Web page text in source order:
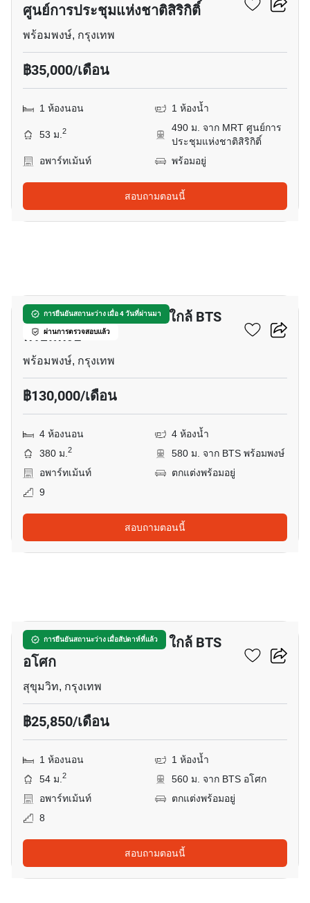
ศูนย์การประชุมแห่งชาติสิริกิติ์
พร้อมพงษ์, กรุงเทพ
฿35,000/เดือน
1 ห้องนอน 1 ห้องน้ำ
53 ม.2
490 ม. จาก MRT ศูนย์การ
ประชุมแห่งชาติสิริกิติ์
อพาร์ทเม้นท์
พร้อมอยู่
สอบถามตอนนี้
การยืนยันสถานะว่าง เมื่อ 4 วันที่ผ่านมา
ผ่านการตรวจสอบแล้ว
อพาร์ทเมนต์ 4-ห้องนอน ใกล้ BTS
พร้อมพงษ์
พร้อมพงษ์, กรุงเทพ
฿130,000/เดือน
4 ห้องนอน
4 ห้องน้ำ
380 ม.2
580 ม. จาก BTS พร้อมพงษ์
อพาร์ทเม้นท์
ตกแต่งพร้อมอยู่
9
สอบถามตอนนี้
การยืนยันสถานะว่าง เมื่อสัปดาห์ที่แล้ว
อพาร์ทเมนต์ 1-ห้องนอน ใกล้ BTS
อโศก
สุขุมวิท, กรุงเทพ
฿25,850/เดือน
1 ห้องนอน
1 ห้องน้ำ
54 ม.2
560 ม. จาก BTS อโศก
อพาร์ทเม้นท์
ตกแต่งพร้อมอยู่
8
สอบถามตอนนี้